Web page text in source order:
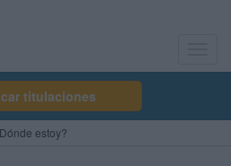
titulaciones
estoy?